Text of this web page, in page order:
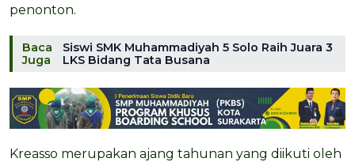
penonton.
Baca
Juga
Siswi SMK Muhammadiyah 5 Solo Raih Juara 3
LKS Bidang Tata Busana
Kreasso merupakan ajang tahunan yang diikuti oleh